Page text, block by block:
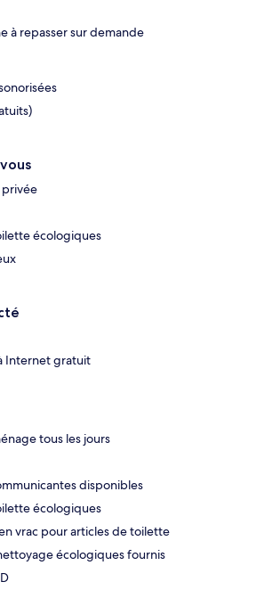
à repasser sur demande
privée
écologiques
Internet gratuit
tous les jours
disponibles
écologiques
vrac pour articles de toilette
écologiques fournis